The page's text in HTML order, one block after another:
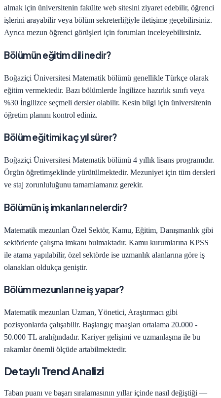
almak için üniversitenin fakülte web sitesini ziyaret edebilir, öğrenci
işlerini arayabilir veya bölüm sekreterliğiyle iletişime geçebilirsiniz.
Ayrıca mezun öğrenci görüşleri için forumları inceleyebilirsiniz.
Bölümün eğitim dili nedir?
Boğaziçi Üniversitesi Matematik bölümü genellikle Türkçe olarak
eğitim vermektedir. Bazı bölümlerde İngilizce hazırlık sınıfı veya
%30 İngilizce seçmeli dersler olabilir. Kesin bilgi için üniversitenin
öğretim planını kontrol ediniz.
Bölüm eğitimi kaç yıl sürer?
Boğaziçi Üniversitesi Matematik bölümü 4 yıllık lisans programıdır.
Örgün öğretimşeklinde yürütülmektedir. Mezuniyet için tüm dersleri
ve staj zorunluluğunu tamamlamanız gerekir.
Bölümün iş imkanları nelerdir?
Matematik mezunları Özel Sektör, Kamu, Eğitim, Danışmanlık gibi
sektörlerde çalışma imkanı bulmaktadır. Kamu kurumlarına KPSS
ile atama yapılabilir, özel sektörde ise uzmanlık alanlarına göre iş
olanakları oldukça geniştir.
Bölüm mezunları ne iş yapar?
Matematik mezunları Uzman, Yönetici, Araştırmacı gibi
pozisyonlarda çalışabilir. Başlangıç maaşları ortalama 20.000 -
50.000 TL aralığındadır. Kariyer gelişimi ve uzmanlaşma ile bu
rakamlar önemli ölçüde artabilmektedir.
Detaylı Trend Analizi
Taban puanı ve başarı sıralamasının yıllar içinde nasıl değiştiği —